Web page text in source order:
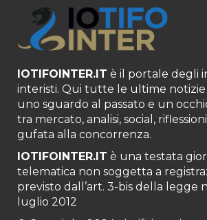
IOTIFOINTER.IT è il portale degli
interisti. Qui tutte le ultime notizie
uno sguardo al passato e un
tra mercato, analisi, social,
gufata alla concorrenza.
IOTIFOINTER.IT è una testata
telematica non soggetta a
previsto dall’art. 3-bis della legge
luglio 2012